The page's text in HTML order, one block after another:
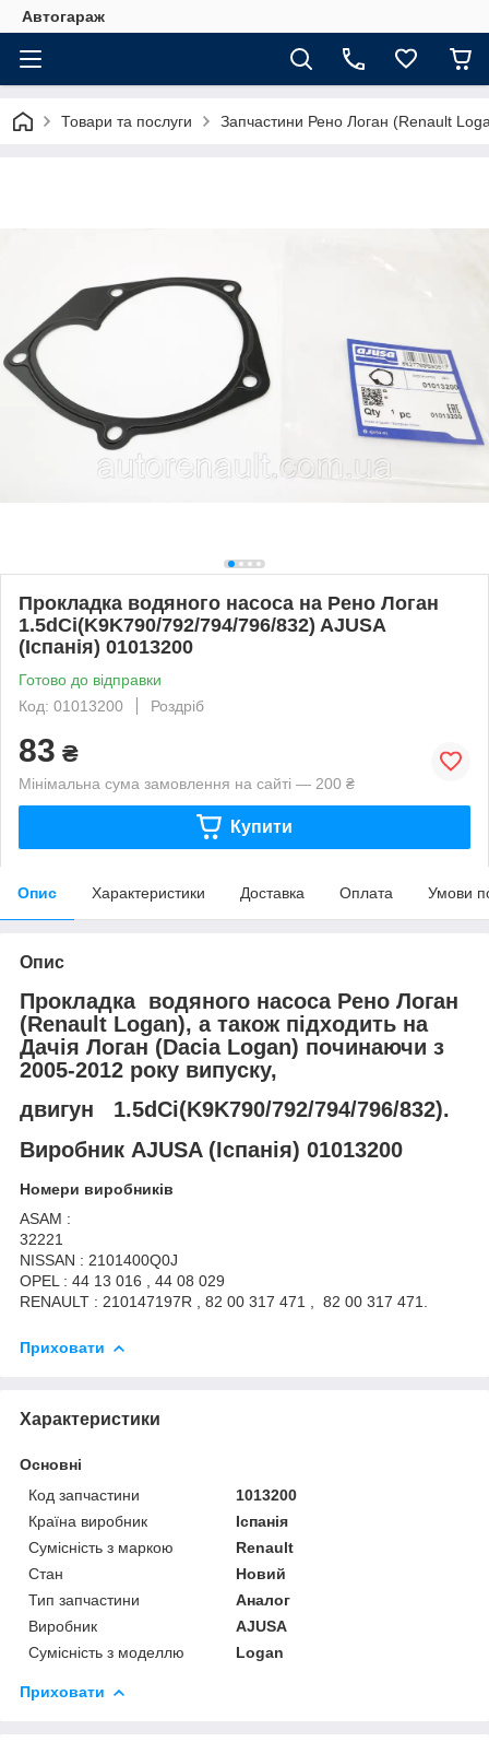
Автогараж
Товари та послуги Запчастини Рено Логан (Renault
Прокладка водяного насоса на Рено Логан
1.5dCi(K9K790/792/794/796/832) AJUSA
(Іспанія) 01013200
Готово до відправки
Код: 01013200
Роздріб
83 ₴
Мінімальна сума замовлення на сайті — 200 ₴
Купити
Опис Характеристики Доставка Оплата Умови
Опис
Прокладка водяного насоса Рено Логан
(Renault Logan), а також підходить на
Дачія Логан (Dacia Logan) починаючи з
2005-2012 року випуску,
двигун 1.5dCi(K9K790/792/794/796/832).
Виробник AJUSA (Іспанія) 01013200
Номери виробників
ASAM :
32221
NISSAN : 2101400Q0J
OPEL : 44 13 016 , 44 08 029
RENAULT : 210147197R , 82 00 317 471 , 82 00 317 471.
Приховати
Характеристики
Основні
Код запчастини
1013200
Країна виробник
Іспанія
Сумісність з маркою
Renault
Стан
Новий
Тип запчастини
Аналог
Виробник
AJUSA
Сумісність з моделлю
Logan
Приховати